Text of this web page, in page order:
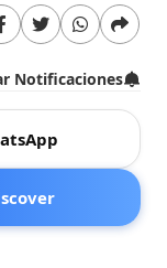
Notificaciones